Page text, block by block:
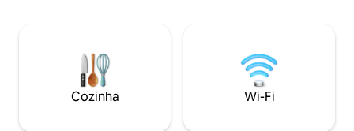
cozinha completa, piso aquecido no
banheiro, self check-in e os confortos de
que você precisa. Ao ar livre, aproveite
os caiaques, um cais privativo, a fogueira
bar/comida a
Lago Holcombe e
50 para um
adicionar à
Cozinha Wi-Fi